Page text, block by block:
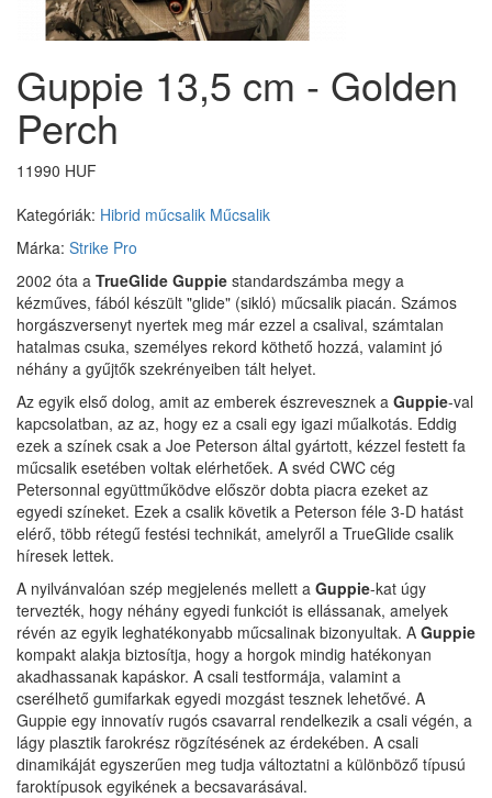
Guppie 13,5 cm - Golden
Perch
11990 HUF
Kategóriák: Hibrid műcsalik Műcsalik
Márka: Strike Pro
2002 óta a TrueGlide Guppie standardszámba megy a
kézműves, fából készült "glide" (sikló) műcsalik piacán. Számos
horgászversenyt nyertek meg már ezzel a csalival, számtalan
hatalmas csuka, személyes rekord köthető hozzá, valamint jó
néhány a gyűjtők szekrényeiben tált helyet.
Az egyik első dolog, amit az emberek észrevesznek a Guppie-val
kapcsolatban, az az, hogy ez a csali egy igazi műalkotás. Eddig
ezek a színek csak a Joe Peterson által gyártott, kézzel festett fa
műcsalik esetében voltak elérhetőek. A svéd CWC cég
Petersonnal együttműködve először dobta piacra ezeket az
egyedi színeket. Ezek a csalik követik a Peterson féle 3-D hatást
elérő, több rétegű festési technikát, amelyről a TrueGlide csalik
híresek lettek.
A nyilvánvalóan szép megjelenés mellett a Guppie-kat úgy
tervezték, hogy néhány egyedi funkciót is ellássanak, amelyek
révén az egyik leghatékonyabb műcsalinak bizonyultak. A Guppie
kompakt alakja biztosítja, hogy a horgok mindig hatékonyan
akadhassanak kapáskor. A csali testformája, valamint a
cserélhető gumifarkak egyedi mozgást tesznek lehetővé. A
Guppie egy innovatív rugós csavarral rendelkezik a csali végén, a
lágy plasztik farokrész rögzítésének az érdekében. A csali
dinamikáját egyszerűen meg tudja változtatni a különböző típusú
faroktípusok egyikének a becsavarásával.